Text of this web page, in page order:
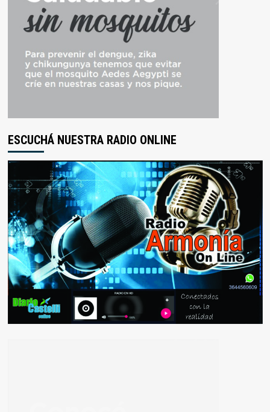
ESCUCHÁ NUESTRA RADIO ONLINE